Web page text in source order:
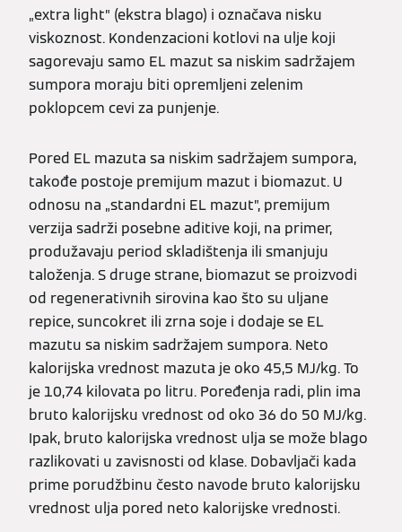
„extra light” (ekstra blago) i označava nisku
viskoznost. Kondenzacioni kotlovi na ulje koji
sagorevaju samo EL mazut sa niskim sadržajem
sumpora moraju biti opremljeni zelenim
poklopcem cevi za punjenje.
Pored EL mazuta sa niskim sadržajem sumpora,
takođe postoje premijum mazut i biomazut. U
odnosu na „standardni EL mazut”, premijum
verzija sadrži posebne aditive koji, na primer,
produžavaju period skladištenja ili smanjuju
taloženja. S druge strane, biomazut se proizvodi
od regenerativnih sirovina kao što su uljane
repice, suncokret ili zrna soje i dodaje se EL
mazutu sa niskim sadržajem sumpora. Neto
kalorijska vrednost mazuta je oko 45,5 MJ/kg. To
je 10,74 kilovata po litru. Poređenja radi, plin ima
bruto kalorijsku vrednost od oko 36 do 50 MJ/kg.
Ipak, bruto kalorijska vrednost ulja se može blago
razlikovati u zavisnosti od klase. Dobavljači kada
prime porudžbinu često navode bruto kalorijsku
vrednost ulja pored neto kalorijske vrednosti.